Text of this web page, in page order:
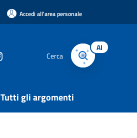
Accedi all'area personale
Cerca
AI
Tutti gli argomenti